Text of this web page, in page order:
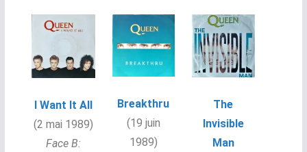
I Want It All
(2 mai 1989)
Face B:
Breakthru
(19 juin
1989)
The
Invisible
Man